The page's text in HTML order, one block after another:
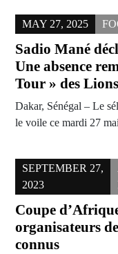
MAY 27, 2025
Sadio Mané
Une absence
Tour » des Lions
Dakar, Sénégal – Le
le voile ce mardi 27
SEPTEMBER 27,
2023
Coupe
organisateurs
connus